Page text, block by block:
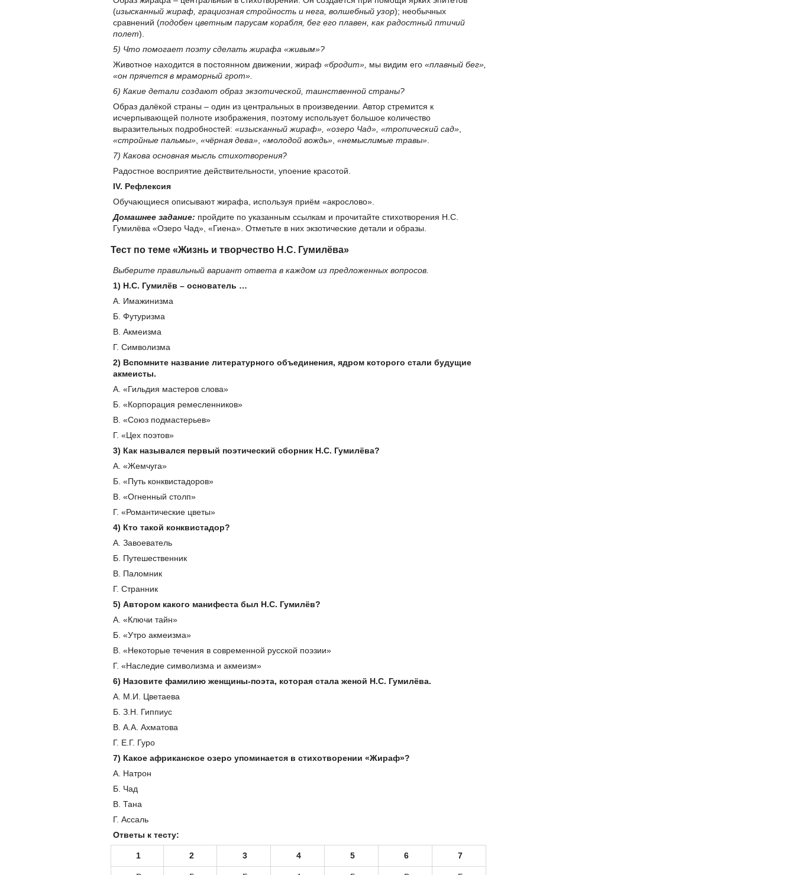
(изысканный жираф, грациозная стройность и нега, волшебный узор); необычных
сравнений (подобен цветным парусам корабля, бег его плавен, как радостный птичий
полет).
5) Что помогает поэту сделать жирафа «живым»?
Животное находится в постоянном движении, жираф «бродит», мы видим его «плавный бег»,
«он прячется в мраморный грот».
6) Какие детали создают образ экзотической, таинственной страны?
Образ далёкой страны – один из центральных в произведении. Автор стремится к
исчерпывающей полноте изображения, поэтому использует большое количество
выразительных подробностей: «изысканный жираф», «озеро Чад», «тропический сад»,
«стройные пальмы», «чёрная дева», «молодой вождь», «немыслимые травы».
7) Какова основная мысль стихотворения?
Радостное восприятие действительности, упоение красотой.
IV. Рефлексия
Обучающиеся описывают жирафа, используя приём «акрослово».
Домашнее задание: пройдите по указанным ссылкам и прочитайте стихотворения Н.С.
Гумилёва «Озеро Чад», «Гиена». Отметьте в них экзотические детали и образы.
Тест по теме «Жизнь и творчество Н.С. Гумилёва»
Выберите правильный вариант ответа в каждом из предложенных вопросов.
1) Н.С. Гумилёв – основатель …
А. Имажинизма
Б. Футуризма
В. Акмеизма
Г. Символизма
2) Вспомните название литературного объединения, ядром которого стали будущие
акмеисты.
А. «Гильдия мастеров слова»
Б. «Корпорация ремесленников»
В. «Союз подмастерьев»
Г. «Цех поэтов»
3) Как назывался первый поэтический сборник Н.С. Гумилёва?
А. «Жемчуга»
Б. «Путь конквистадоров»
В. «Огненный столп»
Г. «Романтические цветы»
4) Кто такой конквистадор?
А. Завоеватель
Б. Путешественник
В. Паломник
Г. Странник
5) Автором какого манифеста был Н.С. Гумилёв?
А. «Ключи тайн»
Б. «Утро акмеизма»
В. «Некоторые течения в современной русской поэзии»
Г. «Наследие символизма и акмеизм»
6) Назовите фамилию женщины-поэта, которая стала женой Н.С. Гумилёва.
А. М.И. Цветаева
Б. З.Н. Гиппиус
В. А.А. Ахматова
Г. Е.Г. Гуро
7) Какое африканское озеро упоминается в стихотворении «Жираф»?
А. Натрон
Б. Чад
В. Тана
Г. Ассаль
Ответы к тесту:
1 2 3 4 5 6 7